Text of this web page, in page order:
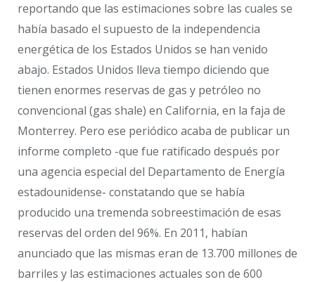
reportando que las estimaciones sobre las cuales se
había basado el supuesto de la independencia
energética de los Estados Unidos se han venido
abajo. Estados Unidos lleva tiempo diciendo que
tienen enormes reservas de gas y petróleo no
convencional (gas shale) en California, en la faja de
Monterrey. Pero ese periódico acaba de publicar un
informe completo -que fue ratificado después por
una agencia especial del Departamento de Energía
estadounidense- constatando que se había
producido una tremenda sobreestimación de esas
reservas del orden del 96%. En 2011, habían
anunciado que las mismas eran de 13.700 millones de
barriles y las estimaciones actuales son de 600